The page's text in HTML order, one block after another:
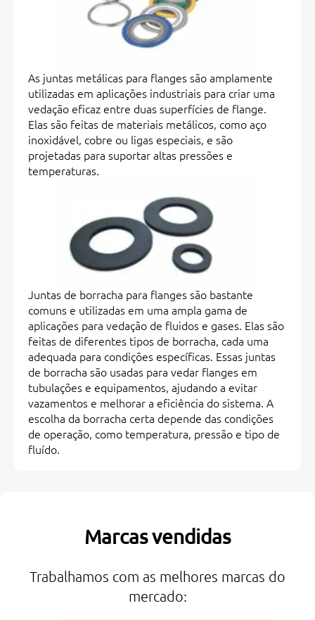
As juntas metálicas para flanges são amplamente
utilizadas em aplicações industriais para criar uma
vedação eficaz entre duas superfícies de flange.
Elas são feitas de materiais metálicos, como aço
inoxidável, cobre ou ligas especiais, e são
projetadas para suportar altas pressões e
temperaturas.
Juntas de borracha para flanges são bastante
comuns e utilizadas em uma ampla gama de
aplicações para vedação de fluidos e gases. Elas são
feitas de diferentes tipos de borracha, cada uma
adequada para condições específicas. Essas juntas
de borracha são usadas para vedar flanges em
tubulações e equipamentos, ajudando a evitar
vazamentos e melhorar a eficiência do sistema. A
escolha da borracha certa depende das condições
de operação, como temperatura, pressão e tipo de
fluído.
Marcas vendidas
Trabalhamos com as melhores marcas do
mercado: